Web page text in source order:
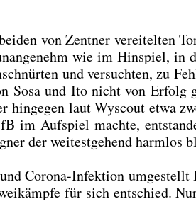
von Zent­ner ver­ei­tel­ten
wie im Hin­spiel, in
und ver­such­ten, zu
Sosa und Ito nicht von Erfolg
hin­ge­gen laut Wyscout etwa
im Auf­spiel mach­te,
der wei­test­ge­hend harm­los
Coro­na-Infek­ti­on
für sich ent­schied.